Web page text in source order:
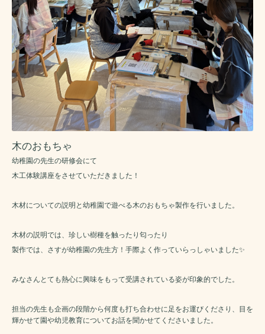
木のおもちゃ
幼稚園の先生の研修会にて
木工体験講座をさせていただきました！
木材についての説明と幼稚園で遊べる木のおもちゃ製作を行いました。
木材の説明では、珍しい樹種を触ったり匂ったり
製作では、さすが幼稚園の先生方！手際よく作っていらっしゃいました✨️
みなさんとても熱心に興味をもって受講されている姿が印象的でした。
担当の先生も企画の段階から何度も打ち合わせに足をお運びくださり、目を
輝かせて園や幼児教育についてお話を聞かせてくださいました。